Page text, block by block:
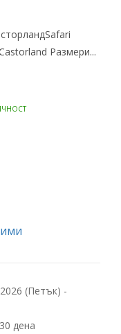
Размери...
(Петък) -
дена